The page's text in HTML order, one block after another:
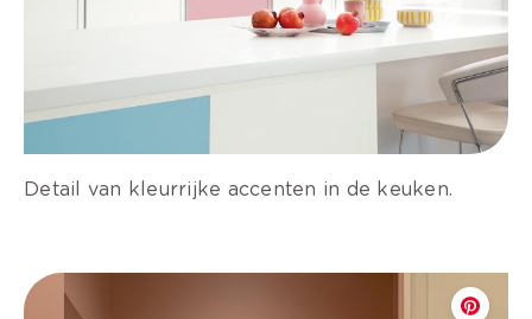
Detail van kleurrijke accenten in de keuken.